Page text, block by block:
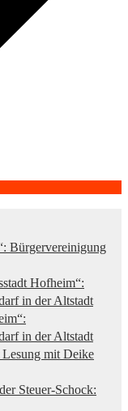
Bürgervereinigung
Hofheim“:
in der Altstadt
in der Altstadt
mit Deike
Steuer-Schock: